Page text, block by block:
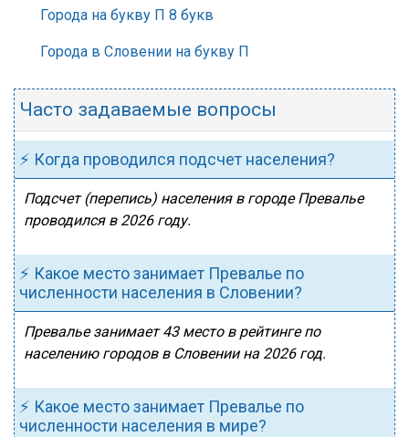
Города на букву П 8 букв
Города в Словении на букву П
Часто задаваемые вопросы
⚡ Когда проводился подсчет населения?
Подсчет (перепись) населения в городе Превалье
проводился в 2026 году.
⚡ Какое место занимает Превалье по
численности населения в Словении?
Превалье занимает 43 место в рейтинге по
населению городов в Словении на 2026 год.
⚡ Какое место занимает Превалье по
численности населения в мире?